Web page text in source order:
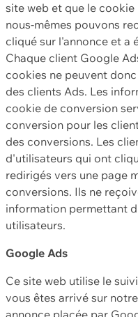
site web et que le
nous-mêmes pouvons
cliqué sur l'annonce et a
Chaque client Google
cookies ne peuvent
des clients Ads. Les
cookie de conversion
conversion pour les
des conversions. Les
d'utilisateurs qui ont
redirigés vers une page
conversions. Ils ne
information permettant
utilisateurs.
Google Ads
Ce site web utilise le
vous êtes arrivé sur